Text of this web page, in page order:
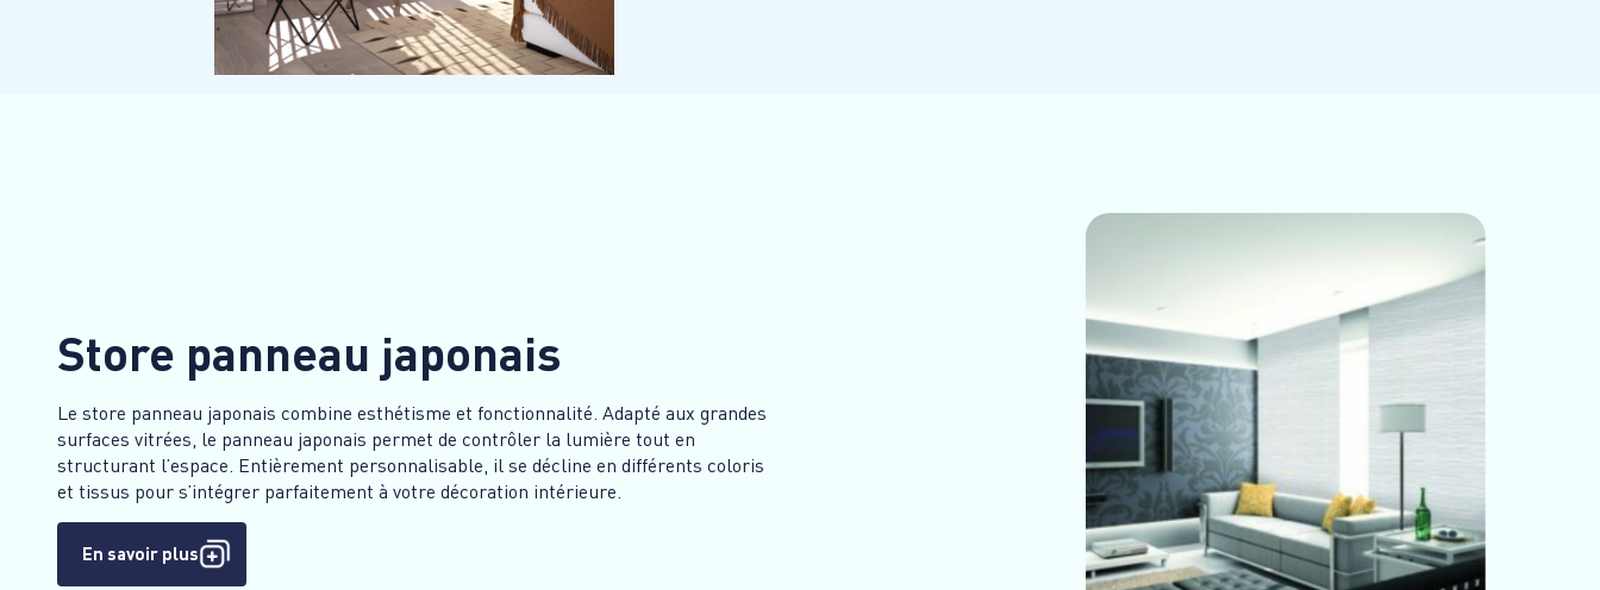
Store panneau japonais
Le store panneau japonais combine esthétisme et fonctionnalité. Adapté aux grandes
surfaces vitrées, le panneau japonais permet de contrôler la lumière tout en
structurant l’espace. Entièrement personnalisable, il se décline en différents coloris
et tissus pour s’intégrer parfaitement à votre décoration intérieure.
En savoir plus